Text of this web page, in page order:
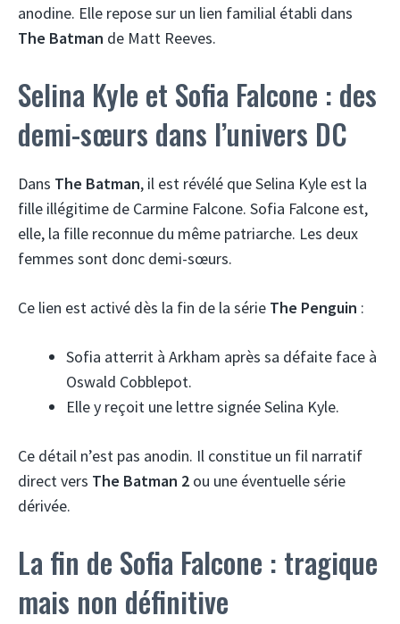
anodine. Elle repose sur un lien familial établi dans
The Batman de Matt Reeves.
Selina Kyle et Sofia Falcone : des
demi-sœurs dans l’univers DC
Dans The Batman, il est révélé que Selina Kyle est la
fille illégitime de Carmine Falcone. Sofia Falcone est,
elle, la fille reconnue du même patriarche. Les deux
femmes sont donc demi-sœurs.
Ce lien est activé dès la fin de la série The Penguin :
Sofia atterrit à Arkham après sa défaite face à
Oswald Cobblepot.
Elle y reçoit une lettre signée Selina Kyle.
Ce détail n’est pas anodin. Il constitue un fil narratif
direct vers The Batman 2 ou une éventuelle série
dérivée.
La fin de Sofia Falcone : tragique
mais non définitive